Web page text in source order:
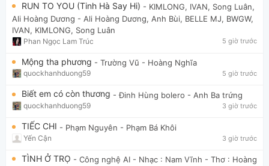
RUN TO YOU (Tinh Hà Say Hi) - KIMLONG, IVAN, Song Luân,
Ali Hoàng Dương - Ali Hoàng Dương, Anh Bùi, BELLE MJ, BWGW,
IVAN, KIMLONG, Song Luân
Phan Ngọc Lam Trúc 5 giờ trước
Mộng tha phương - Trường Vũ - Hoàng Nghĩa
quockhanhduong59 5 giờ trước
Biết em có còn thương - Đinh Hùng bolero - Anh Ba trứng
quockhanhduong59 3 giờ trước
TIẾC CHI - Phạm Nguyên - Phạm Bá Khôi
Yến Cận 3 giờ trước
TÌNH Ở TRỌ - Công nghệ AI - Nhạc : Nam Vĩnh - Thơ : Hoàng